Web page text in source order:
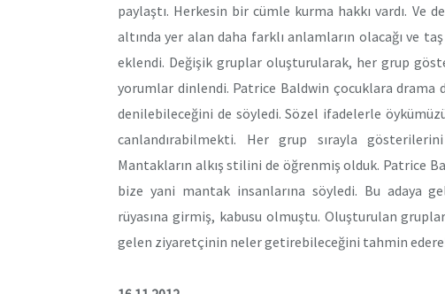
paylaştı. Herkesin bir cümle kurma hakkı vardı. Ve
altında yer alan daha farklı anlamların olacağı ve
eklendi. Değişik gruplar oluşturularak, her grup
yorumlar dinlendi. Patrice Baldwin çocuklara drama
denilebileceğini de söyledi. Sözel ifadelerle
canlandırabilmekti. Her grup sırayla
Mantakların alkış stilini de öğrenmiş olduk. Patrice
bize yani mantak insanlarına söyledi. Bu adaya
rüyasına girmiş, kabusu olmuştu. Oluşturulan
gelen ziyaretçinin neler getirebileceğini tahmin